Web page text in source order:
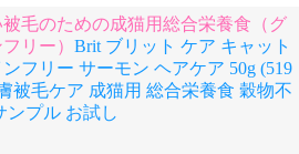
被毛のための成猫用総合栄養食（グ
リー） Brit ブリット ケア キャット
フリー サーモン ヘアケア 50g (519
被毛ケア 成猫用 総合栄養食 穀物不
ンプル お試し